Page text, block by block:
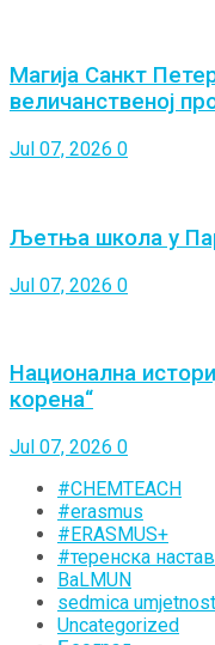
Магија Санкт
величанственој
Jul 07, 2026 0
Љетња школа у
Jul 07, 2026 0
Национална
корена“
Jul 07, 2026 0
#CHEMTEACH
#erasmus
#ERASMUS+
#теренска
BaLMUN
sedmica
Uncategorized